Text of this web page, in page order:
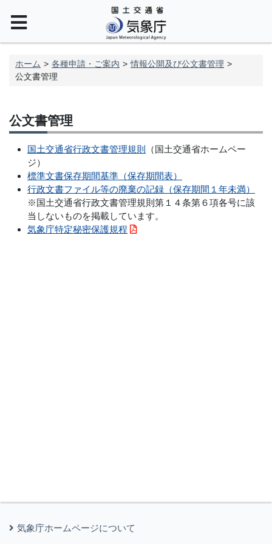
ホーム 各種申請・ご案内
情報公開及び公文書管理
公文書管理
公文書管理
国土交通省行政文書管理規則
（国土交通省ホームペー
ジ）
標準文書保存期間基準（保存期間表）
行政文書ファイル等の廃棄の記録（保存期間１年未満）
※国土交通省行政文書管理規則第１４条第６項各号に該
当しないものを掲載しています。
気象庁特定秘密保護規程
気象庁ホームページについて